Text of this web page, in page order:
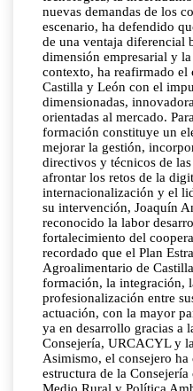
nuevas demandas de los
escenario, ha defendido
de una ventaja diferencial
dimensión empresarial y
contexto, ha reafirmado el
Castilla y León con el
dimensionadas,
orientadas al mercado.
formación constituye un
mejorar la gestión,
directivos y técnicos de
afrontar los retos de la
internacionalización y el
su intervención, Joaquín
reconocido la labor
fortalecimiento del
recordado que el Plan
Agroalimentario de
formación, la integración,
profesionalización entre
actuación, con la mayor
ya en desarrollo gracias a
Consejería, URCACYL y
Asimismo, el consejero ha
estructura de la